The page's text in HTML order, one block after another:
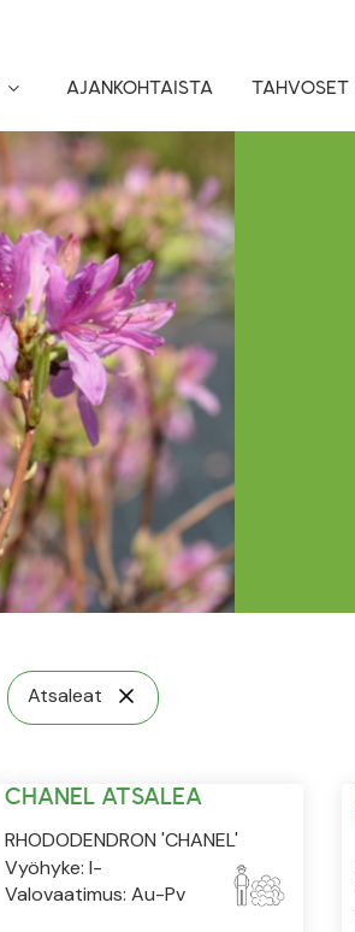
Toggle
AJANKOHTAISTA TAHVOSET
Atsaleat
CHANEL ATSALEA
RHODODENDRON 'CHANEL'
Vyöhyke: I-
Valovaatimus: Au-Pv